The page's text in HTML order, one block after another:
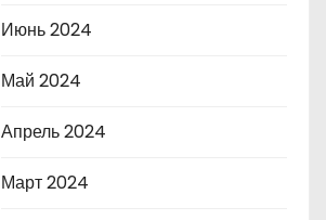
Июнь 2024
Май 2024
Апрель 2024
Март 2024